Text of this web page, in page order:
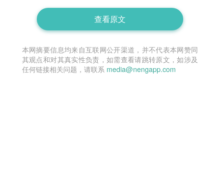
查看原文
本网摘要信息均来自互联网公开渠道，并不代表本网赞同
其观点和对其真实性负责，如需查看请跳转原文，如涉及
任何链接相关问题，请联系 media@nengapp.com